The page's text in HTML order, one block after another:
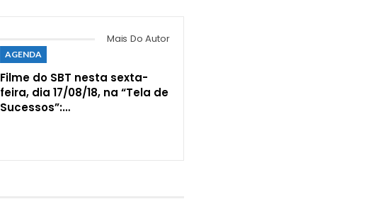
Mais Do Autor
AGENDA
Filme do SBT nesta sexta-
feira, dia 17/08/18, na “Tela de
Sucessos”:…